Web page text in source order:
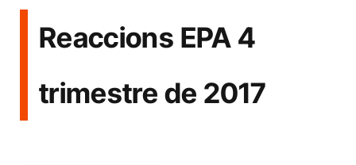
Reaccions EPA 4
trimestre de 2017